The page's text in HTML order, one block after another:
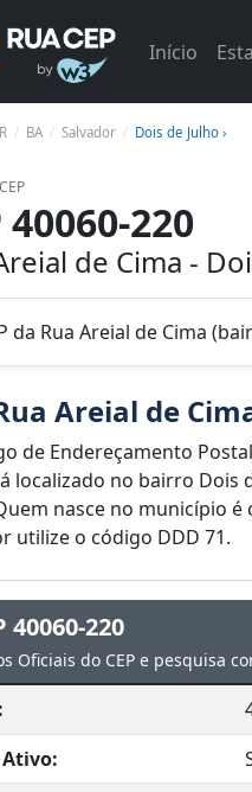
Início
BA Salvador Dois de Julho ›
40060-220
de Cima -
da Rua Areial de Cima
Areial de
de Endereçamento
localizado no bairro Dois
nasce no município
utilize o código DDD 71.
40060-220
Oficiais do CEP e pesquisa
Ativo: